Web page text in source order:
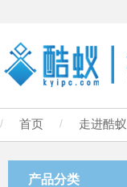
/ 首页 / 走进酷蚁
产品分类